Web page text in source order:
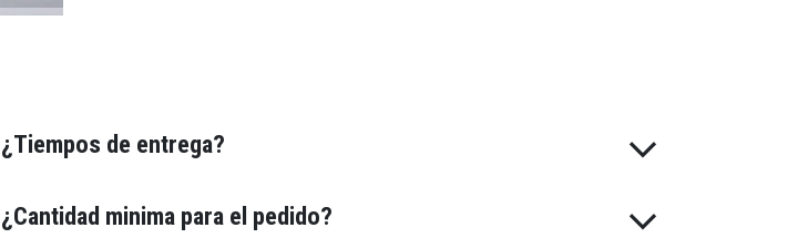
¿Tiempos de entrega?
¿Cantidad minima para el pedido?